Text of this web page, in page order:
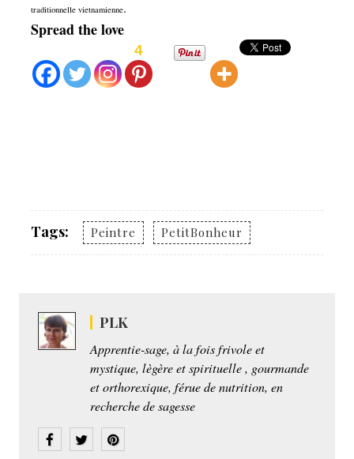
traditionnelle vietnamienne.
Spread the love
4
Tags: Peintre PetitBonheur
PLK
Apprentie-sage, à la fois frivole et
mystique, lègère et spirituelle , gourmande
et orthorexique, férue de nutrition, en
recherche de sagesse